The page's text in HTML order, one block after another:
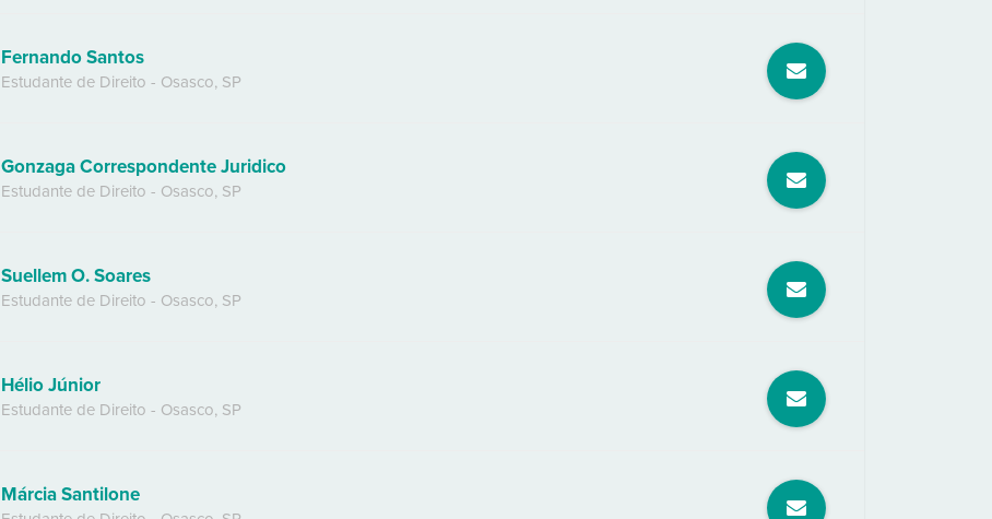
Fernando Santos
Estudante de Direito - Osasco, SP
Gonzaga Correspondente Juridico
Estudante de Direito - Osasco, SP
Suellem O. Soares
Estudante de Direito - Osasco, SP
Hélio Júnior
Estudante de Direito - Osasco, SP
Márcia Santilone